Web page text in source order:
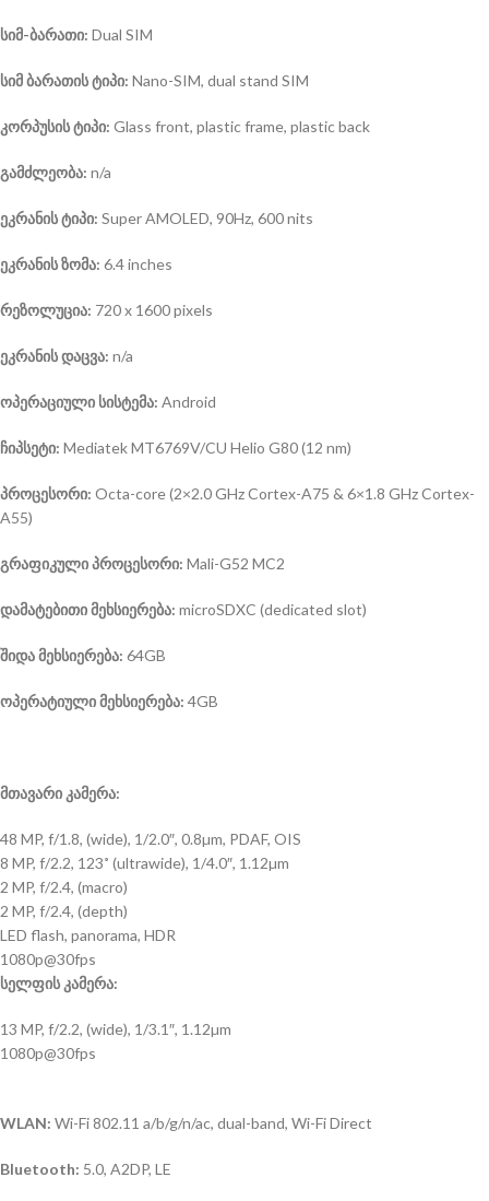
სიმ-ბარათი: Dual SIM
სიმ ბარათის ტიპი: Nano-SIM, dual stand SIM
კორპუსის ტიპი: Glass front, plastic frame, plastic back
გამძლეობა: n/a
ეკრანის ტიპი: Super AMOLED, 90Hz, 600 nits
ეკრანის ზომა: 6.4 inches
რეზოლუცია: 720 x 1600 pixels
ეკრანის დაცვა: n/a
ოპერაციული სისტემა: Android
ჩიპსეტი: Mediatek MT6769V/CU Helio G80 (12 nm)
პროცესორი: Octa-core (2×2.0 GHz Cortex-A75 & 6×1.8 GHz Cortex-
A55)
გრაფიკული პროცესორი: Mali-G52 MC2
დამატებითი მეხსიერება: microSDXC (dedicated slot)
შიდა მეხსიერება: 64GB
ოპერატიული მეხსიერება: 4GB
მთავარი კამერა:
48 MP, f/1.8, (wide), 1/2.0″, 0.8µm, PDAF, OIS
8 MP, f/2.2, 123˚ (ultrawide), 1/4.0″, 1.12µm
2 MP, f/2.4, (macro)
2 MP, f/2.4, (depth)
LED flash, panorama, HDR
1080p@30fps
სელფის კამერა:
13 MP, f/2.2, (wide), 1/3.1″, 1.12µm
1080p@30fps
WLAN: Wi-Fi 802.11 a/b/g/n/ac, dual-band, Wi-Fi Direct
Bluetooth: 5.0, A2DP, LE